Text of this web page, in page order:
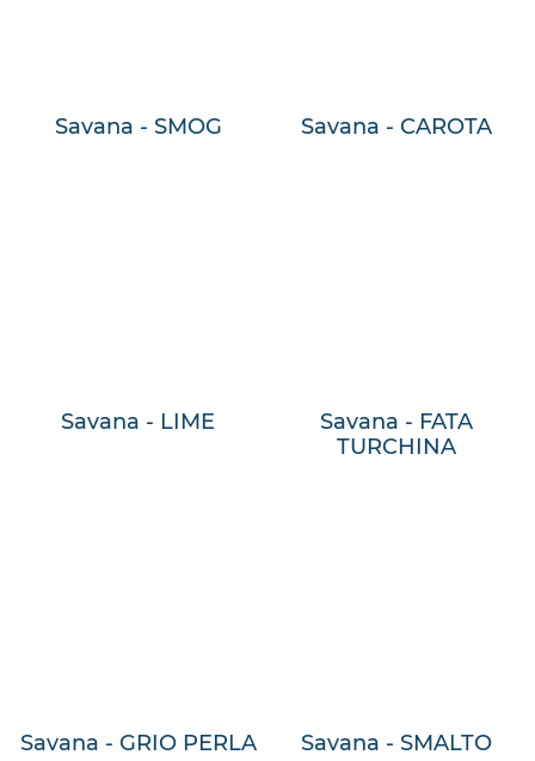
Savana - SMOG Savana - CAROTA
Savana - LIME
Savana - FATA
TURCHINA
Savana - GRIO PERLA Savana - SMALTO